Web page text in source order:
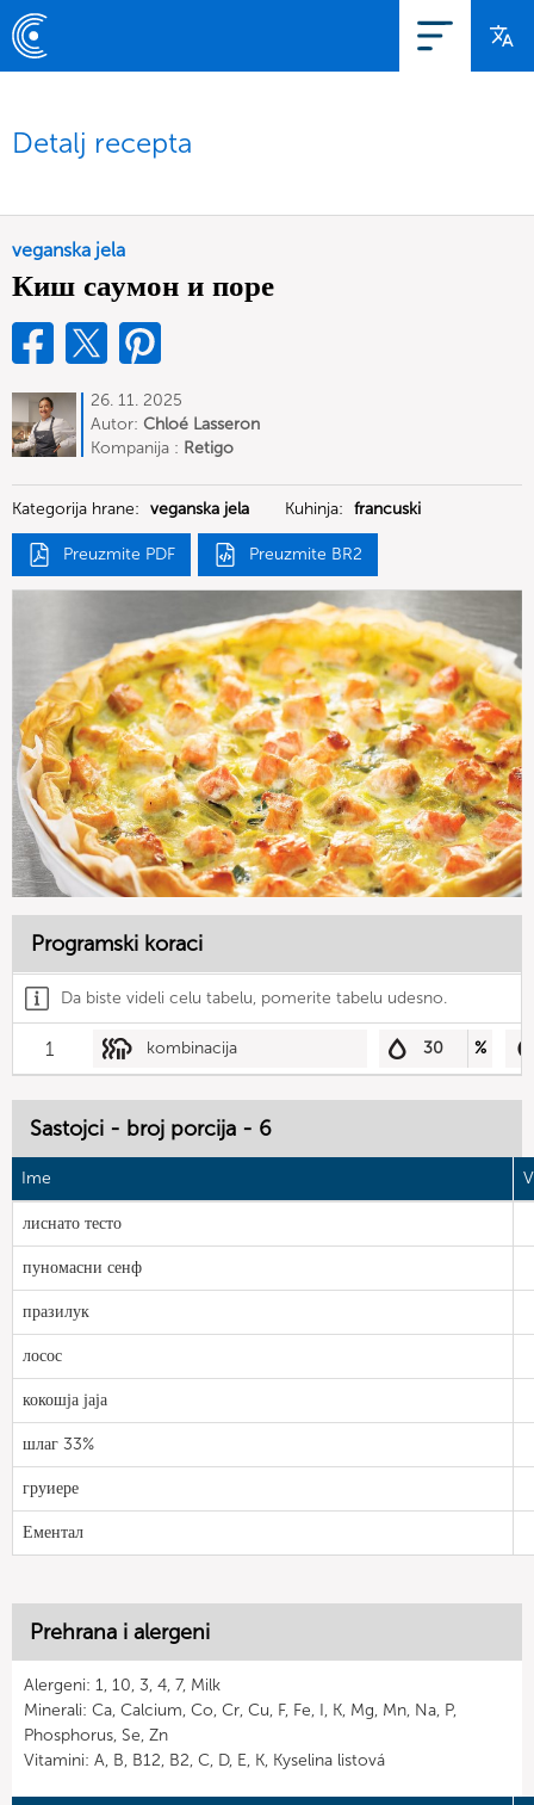
Detalj recepta
veganska jela
Киш саумон и поре
26. 11. 2025
Autor: Chloé Lasseron
Kompanija : Retigo
Kategorija hrane: veganska jela Kuhinja: francuski
Preuzmite PDF Preuzmite BR2
Programski koraci
Da biste videli celu tabelu, pomerite tabelu udesno.
1 kombinacija 30 %
Sastojci - broj porcija - 6
Ime
лиснато тесто
пуномасни сенф
празилук
лосос
кокошја јаја
шлаг 33%
груиере
Ементал
Prehrana i alergeni
Alergeni: 1, 10, 3, 4, 7, Milk
Minerali: Ca, Calcium, Co, Cr, Cu, F, Fe, I, K, Mg, Mn, Na, P,
Phosphorus, Se, Zn
Vitamini: A, B, B12, B2, C, D, E, K, Kyselina listová